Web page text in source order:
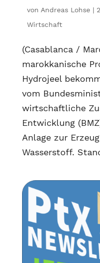
von Andreas Lohse|
Wirtschaft
(Casablanca /
marokkanische
Hydrojeel
vom
wirtschaftliche
Entwicklung
Anlage zur
Wasserstoff.